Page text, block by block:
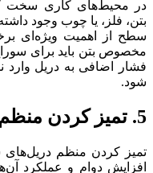
در محیط‌های کاری سخت
بتن، فلز، یا چوب وجود
سطح از اهمیت ویژه‌ای
مخصوص بتن باید برای
فشار اضافی به دریل وارد
شود.
5. تمیز کردن
تمیز کردن منظم
افزایش دوام و عملکرد